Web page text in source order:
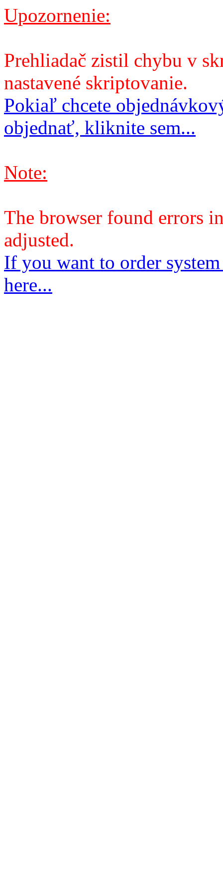
Upozornenie:
Prehliadač zistil chybu v
nastavené skriptovanie.
Pokiaľ chcete
objednať, kliknite sem...
Note:
The browser found errors
adjusted.
If you want to order
here...